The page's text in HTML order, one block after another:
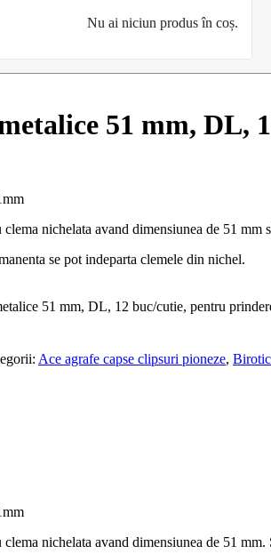
Nu ai niciun produs în coș.
51 mm, DL,
nichelata avand dimensiunea de 51
se pot indeparta clemele din nichel.
51 mm, DL, 12 buc/cutie, pentru
Ace agrafe capse clipsuri pioneze,
nichelata avand dimensiunea de 51